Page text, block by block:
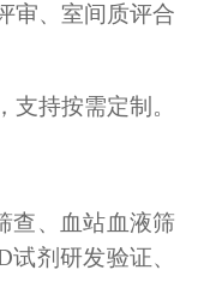
审、室间质评合
支持按需定制。
查、血站血液筛
剂研发验证、